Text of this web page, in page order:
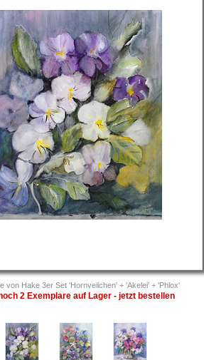
von Hake 3er Set 'Hornveilchen' + 'Akelei' + 'Phlox'
2 Exemplare auf Lager - jetzt bestellen